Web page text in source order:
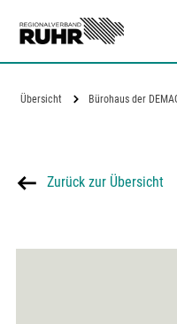
Übersicht
Zurück zur Übersicht